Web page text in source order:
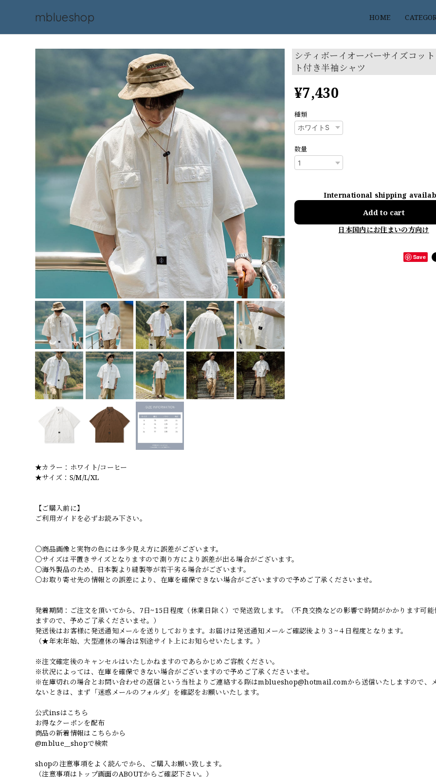
mblueshop HOME
シティボーイオーバーサイズコッ
ト付き半袖シャツ
¥7,430
種類
数量
International shipping
Add to cart
日本国内にお住まいの方向け
Save
★カラー：ホワイト/コーヒー
★サイズ：S/M/L/XL
【ご購入前に】
ご利用ガイドを必ずお読み下さい。
○商品画像と実物の色には多少見え方に誤差がございます。
○サイズは平置きサイズとなりますので測り方により誤差が出る場合がございます。
○海外製品のため、日本製より縫製等が若干劣る場合がございます。
○お取り寄せ先の情報との誤差により、在庫を確保できない場合がございますので予めご了承くださいませ。
発着期間：ご注文を頂いてから、7日~15日程度（休業日除く）で発送致します。（不良交換などの影響で時間がかかります可能
ますので、予めご了承くださいませ。）
発送後はお客様に発送通知メールを送りしております。お届けは発送通知メールご確認後より３~４日程度となります。
（★年末年始、大型連休の場合は別途サイト上にお知らせいたします。）
※注文確定後のキャンセルはいたしかねますのであらかじめご容赦ください。
※状況によっては、在庫を確保できない場合がございますので予めご了承くださいませ。
※在庫切れの場合とお問い合わせの返信という当社よりご連絡する際はmblueshop@hotmail.comから送信いたしますので、
ないときは、まず「迷惑メールのフォルダ」を確認をお願いいたします。
公式insはこちら
お得なクーポンを配布
商品の新着情報はこちらから
@mblue__shopで検索
shopの注意事項をよく読んでから、ご購入お願い致します。
（注意事項はトップ画面のABOUTからご確認下さい。）